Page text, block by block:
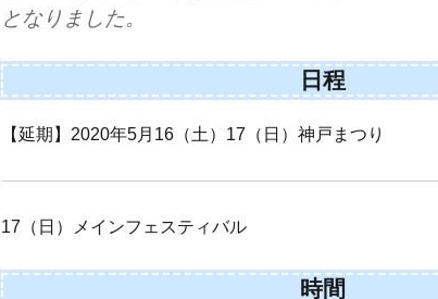
となりました。
日程
【延期】2020年5月16（土）17（日）神戸まつり
17（日）メインフェスティバル
時間